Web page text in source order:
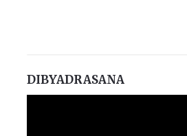
DIBYADRASANA